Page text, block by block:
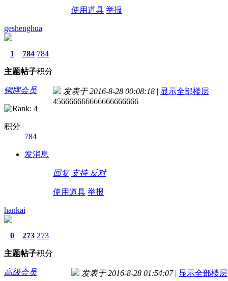
使用道具 举报
geshenghua
1
主题
784
帖子
784
积分
铜牌会员
积分
784
发消息
发表于 2016-8-28 00:08:18 | 显示全部楼层
456666666666666666666
回复 支持 反对
使用道具 举报
hankai
0
主题
273
帖子
273
积分
高级会员 发表于 2016-8-28 01:54:07 | 显示全部楼层